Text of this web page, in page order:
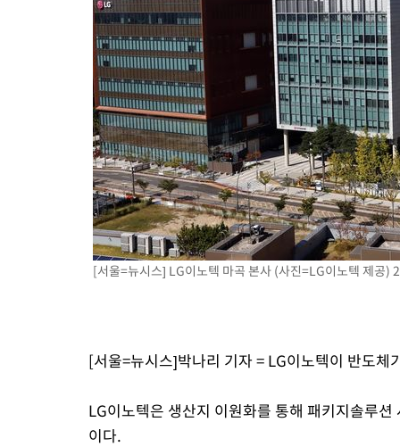
입추에도 극한더위…서울 낮 39도 '폭염중대경보'
이란, 호르무즈서 "적국 목표물들"과 대치로 남부 케슘섬에서
[속보]美, 폴리실리콘 수입 규제…파생제품 15% 관세, 120일
[속보]트럼프, 美 원정출산 금지 행정명령 서명
[속보] 뉴욕증시, 일제 하락 마감…나스닥 0.06%↓
[서울=뉴시스] LG이노텍 마곡 본사 (사진=LG이노텍 제공
[서울=뉴시스]박나리 기자 = LG이노텍이 반도
LG이노텍은 생산지 이원화를 통해 패키지솔루
이다.